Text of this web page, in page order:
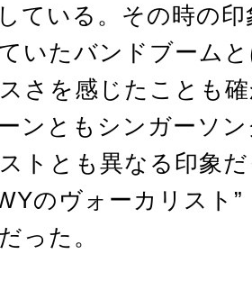
ている。その時の
いたバンドブーム
さを感じたことも
ンともシンガーソ
トとも異なる印象
のヴォーカリスト
った。